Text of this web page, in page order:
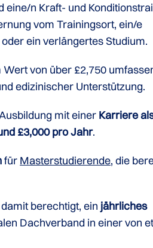
n Kraft- und
vom Trainingsort, ein/e
ein verlängertes Studium.
von über £2,750
edizinischer Unterstützung.
mit einer Karriere
£3,000 pro Jahr.
für Masterstudierende, die
berechtigt, ein jährliches
Dachverband in einer von